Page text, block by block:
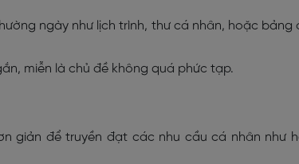
ngày như lịch trình, thư cá nhân, hoặc bảng
miễn là chủ đề không quá phức tạp.
giản để truyền đạt các nhu cầu cá nhân như